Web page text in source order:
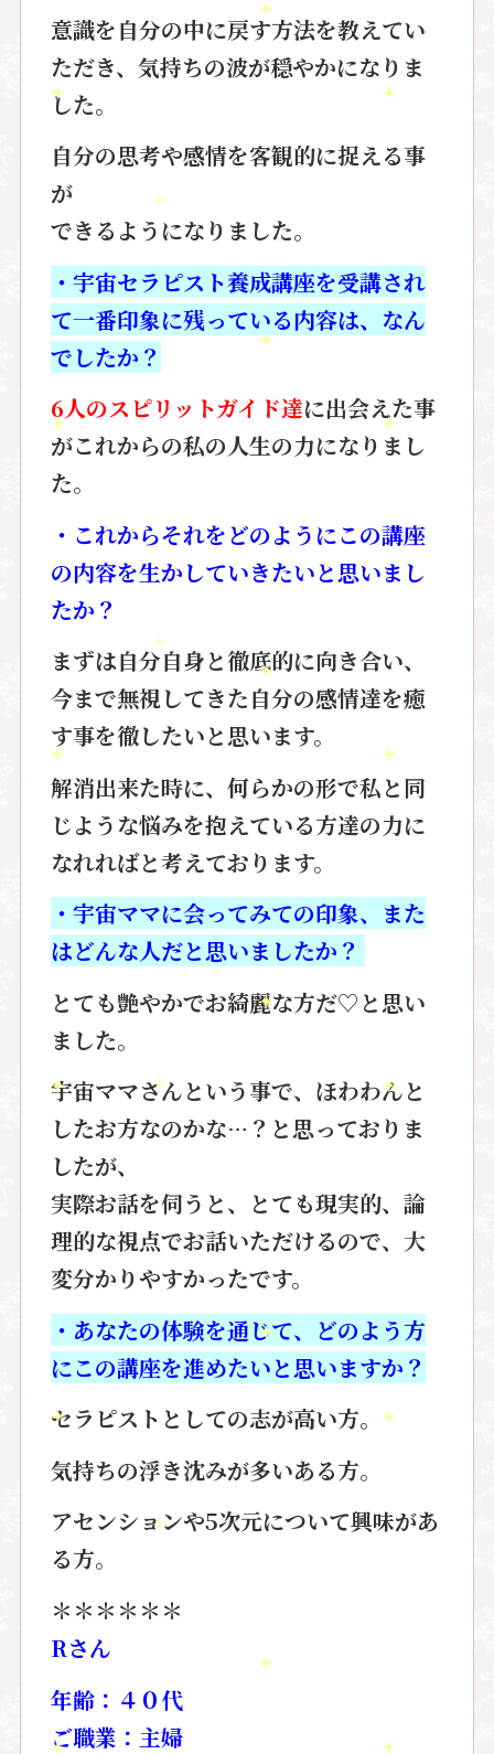
意識を自分の中に戻す方法を教えてい
ただき、気持ちの波が穏やかになりま
した。
自分の思考や感情を客観的に捉える事
が
できるようになりました。
・宇宙セラピスト養成講座を受講され
て一番印象に残っている内容は、なん
でしたか？
6人のスピリットガイド達に出会えた事
がこれからの私の人生の力になりまし
た。
・これからそれをどのようにこの講座
の内容を生かしていきたいと思いまし
たか？
まずは自分自身と徹底的に向き合い、
今まで無視してきた自分の感情達を癒
す事を徹したいと思います。
解消出来た時に、何らかの形で私と 同
じような悩みを抱えている方達の力に
なれればと考えております。
・宇宙ママに会ってみての印象、また
はどんな人だと思いましたか？
とても艶やかでお綺麗な方だ♡と思い
ました。
宇宙ママさんという事で、ほわわんと
したお方なのかな…？と思っておりま
したが、
実際お話を伺うと、とても現実的、論
理的な視点でお話いただけるので、 大
変分かりやすかったです。
・あなたの体験を通じて、どのよう方
にこの講座を進めたいと思いますか？
セラピストとしての志が高い方。
気持ちの浮き沈みが多いある方。
アセンションや5次元について興味があ
る方。
＊＊＊＊＊＊
Rさん
年齢：４０代
ご職業：主婦